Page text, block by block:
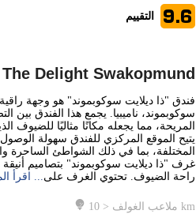
9.6
The Delight Swakopmund
فندق "ذا ديلايت سوكوبموند" هو وجهة
سوكوبموند، ناميبيا. يجمع هذا الفندق بين
المريحة، مما يجعله مكانًا مثاليًا للضيوف
يتيح الموقع المركزي للفندق سهولة الوصول
المختلفة، بما في ذلك الشواطئ الساحرة
غرف "ذا ديلايت سوكوبموند" بتصاميم
راحة الضيوف. تحتوي الغرف على... اقرأ
ملاعب الغولف < 10 km